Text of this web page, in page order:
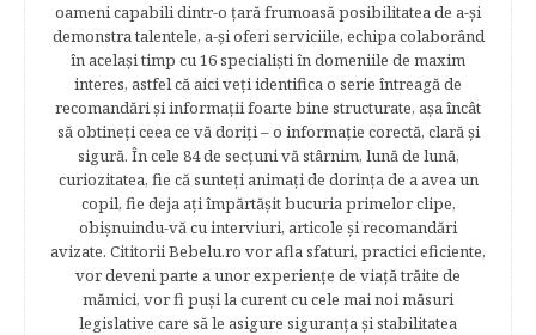
oameni capabili dintr-o ţară frumoasă posibilitatea de a-şi
demonstra talentele, a-şi oferi serviciile, echipa colaborând
în acelaşi timp cu 16 specialişti în domeniile de maxim
interes, astfel că aici veţi identifica o serie întreagă de
recomandări şi informaţii foarte bine structurate, aşa încât
să obtineţi ceea ce vă doriţi – o informaţie corectă, clară şi
sigură. În cele 84 de secțuni vă stârnim, lună de lună,
curiozitatea, fie că sunteţi animaţi de dorinţa de a avea un
copil, fie deja aţi împărtăşit bucuria primelor clipe,
obişnuindu-vă cu interviuri, articole şi recomandări
avizate. Cititorii Bebelu.ro vor afla sfaturi, practici eficiente,
vor deveni parte a unor experienţe de viaţă trăite de
mămici, vor fi puşi la curent cu cele mai noi măsuri
legislative care să le asigure siguranţa şi stabilitatea